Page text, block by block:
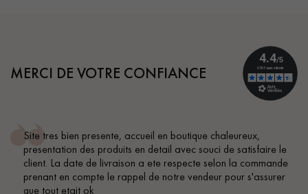
MERCI DE VOTRE CONFIANCE
chaleureux,
de satisfaire le
la commande
pour s'assurer
Conseil parfait, échanges fluides. Je
BEILE FRANCK